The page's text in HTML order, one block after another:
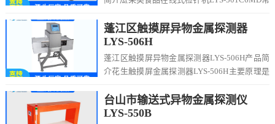
蓬江区触摸屏异物金属探测器
LYS-506H
蓬江区触摸屏异物金属探测器LYS-506H产品简
介花生触摸屏金属探测器LYS-506H主要原理是
台山市输送式异物金属探测仪
LYS-550B